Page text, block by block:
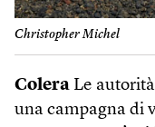
Christopher Michel
Colera Le
una campagna di